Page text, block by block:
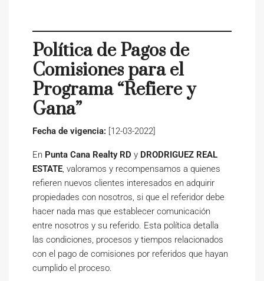
Política de Pagos de
Comisiones para el
Programa “Refiere y
Gana”
Fecha de vigencia: [12-03-2022]
En Punta Cana Realty RD y DRODRIGUEZ REAL
ESTATE, valoramos y recompensamos a quienes
refieren nuevos clientes interesados en adquirir
propiedades con nosotros, si que el referidor debe
hacer nada mas que establecer comunicación
entre nosotros y su referido. Esta política detalla
las condiciones, procesos y tiempos relacionados
con el pago de comisiones por referidos que hayan
cumplido el proceso.